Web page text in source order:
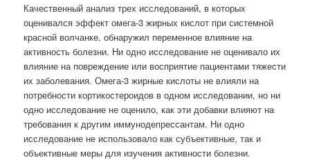
Качественный анализ трех исследований, в которых
оценивался эффект омега-3 жирных кислот при системной
красной волчанке, обнаружил переменное влияние на
активность болезни. Ни одно исследование не оценивало их
влияние на повреждение или восприятие пациентами тяжести
их заболевания. Омега-3 жирные кислоты не влияли на
потребности кортикостероидов в одном исследовании, но ни
одно исследование не оценило, как эти добавки влияют на
требования к другим иммунодепрессантам. Ни одно
исследование не использовало как субъективные, так и
объективные меры для изучения активности болезни.